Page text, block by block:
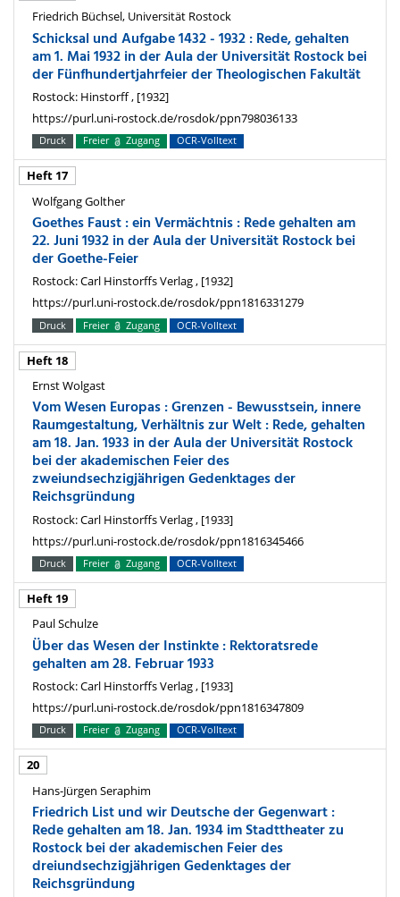
Friedrich Büchsel, Universität Rostock
Schicksal und Aufgabe 1432 - 1932 : Rede, gehalten
am 1. Mai 1932 in der Aula der Universität Rostock bei
der Fünfhundertjahrfeier der Theologischen Fakultät
Rostock: Hinstorff , [1932]
https://purl.uni-rostock.de/rosdok/ppn798036133
Druck Freier Zugang OCR-Volltext
Heft 17
Wolfgang Golther
Goethes Faust : ein Vermächtnis : Rede gehalten am
22. Juni 1932 in der Aula der Universität Rostock bei
der Goethe-Feier
Rostock: Carl Hinstorffs Verlag , [1932]
https://purl.uni-rostock.de/rosdok/ppn1816331279
Druck Freier Zugang OCR-Volltext
Heft 18
Ernst Wolgast
Vom Wesen Europas : Grenzen - Bewusstsein, innere
Raumgestaltung, Verhältnis zur Welt : Rede, gehalten
am 18. Jan. 1933 in der Aula der Universität Rostock
bei der akademischen Feier des
zweiundsechzigjährigen Gedenktages der
Reichsgründung
Rostock: Carl Hinstorffs Verlag , [1933]
https://purl.uni-rostock.de/rosdok/ppn1816345466
Druck Freier Zugang OCR-Volltext
Heft 19
Paul Schulze
Über das Wesen der Instinkte : Rektoratsrede
gehalten am 28. Februar 1933
Rostock: Carl Hinstorffs Verlag , [1933]
https://purl.uni-rostock.de/rosdok/ppn1816347809
Druck Freier Zugang OCR-Volltext
20
Hans-Jürgen Seraphim
Friedrich List und wir Deutsche der Gegenwart :
Rede gehalten am 18. Jan. 1934 im Stadttheater zu
Rostock bei der akademischen Feier des
dreiundsechzigjährigen Gedenktages der
Reichsgründung